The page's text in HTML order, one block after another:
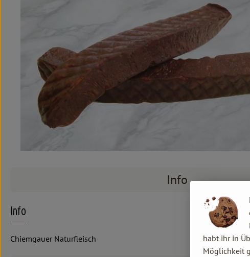
Info
Info
Chiemgauer Naturfleisch
habt ihr in
Möglichkeit